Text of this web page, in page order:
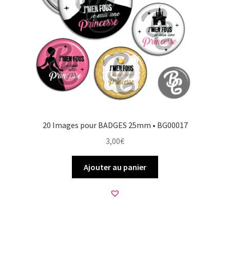
20 Images pour BADGES 25mm • BG00017
3,00€
Ajouter au panier